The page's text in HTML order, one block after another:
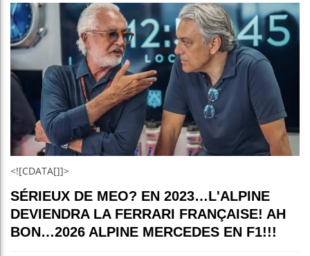
<![CDATA[]]>
SÉRIEUX DE MEO? EN 2023…L'ALPINE
DEVIENDRA LA FERRARI FRANÇAISE! AH
BON…2026 ALPINE MERCEDES EN F1!!!